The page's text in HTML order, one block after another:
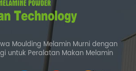
Moulding Melamin Murni dengan
untuk Peralatan Makan Melamin